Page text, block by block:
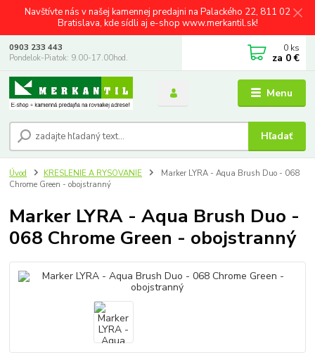
Navštívte nás v našej kamennej predajni na Palackého 22, 811 02
Bratislava, kde sídli aj e-shop www.merkantil.sk!
Menu
Hľadať
0903 233 443
Pondelok-Piatok: 9.00-17.00hod.
0 ks
za 0 €
Úvod KRESLENIE A RYSOVANIE
Marker LYRA - Aqua Brush Duo - 068
Chrome Green - obojstranný
Marker LYRA - Aqua Brush Duo -
068 Chrome Green - obojstranný